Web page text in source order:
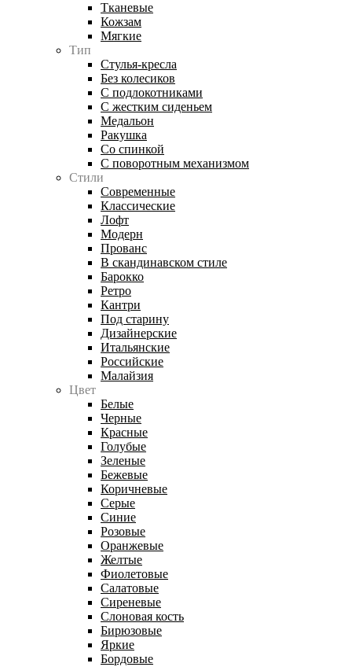
Тканевые
Кожзам
Мягкие
Тип
Стулья-кресла
Без колесиков
С подлокотниками
С жестким сиденьем
Медальон
Ракушка
Со спинкой
С поворотным механизмом
Стили
Современные
Классические
Лофт
Модерн
Прованс
В скандинавском стиле
Барокко
Ретро
Кантри
Под старину
Дизайнерские
Итальянские
Российские
Малайзия
Цвет
Белые
Черные
Красные
Голубые
Зеленые
Бежевые
Коричневые
Серые
Синие
Розовые
Оранжевые
Желтые
Фиолетовые
Салатовые
Сиреневые
Слоновая кость
Бирюзовые
Яркие
Бордовые